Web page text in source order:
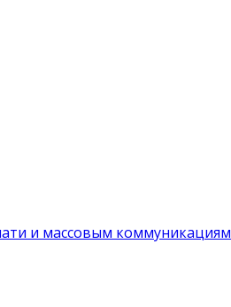
и массовым коммуникациям